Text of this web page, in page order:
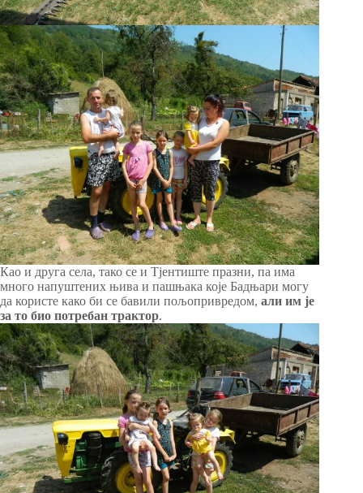
Као и друга села, тако се и Тјентиште празни, па има
много напуштених њива и пашњака које Бадњари могу
да користе како би се бавили пољопривредом, али им је
за то био потребан трактор.